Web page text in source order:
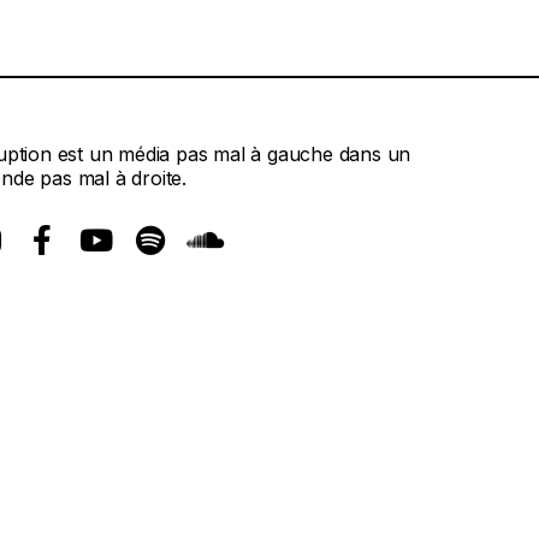
est un média pas mal à gauche dans un
pas mal à droite.